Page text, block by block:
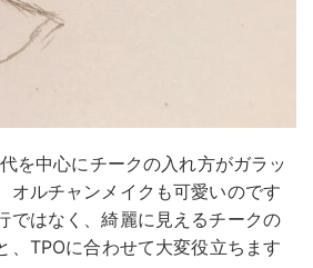
を中心にチークの入れ方がガラッ
オルチャンメイクも可愛いのです
ではなく、綺麗に見えるチークの
、TPOに合わせて大変役立ちます